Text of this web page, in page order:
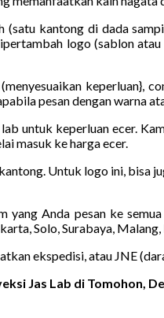
(satu kantong di dada
logo (sablon
keperluan},
pesan dengan warna
untuk keperluan ecer.
masuk ke harga ecer.
Untuk logo ini, bisa
yang Anda pesan ke
Solo, Surabaya,
ekspedisi, atau JNE
Jas Lab di Tomohon,